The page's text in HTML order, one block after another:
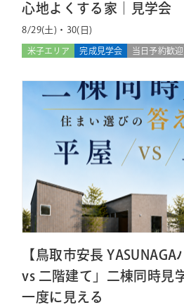
心地よくする家｜見学会
8/29(土)・30(日)
米子エリア 完成見学会 当日予約歓迎
【鳥取市安長
vs 二階建て」二棟同時
一度に見える